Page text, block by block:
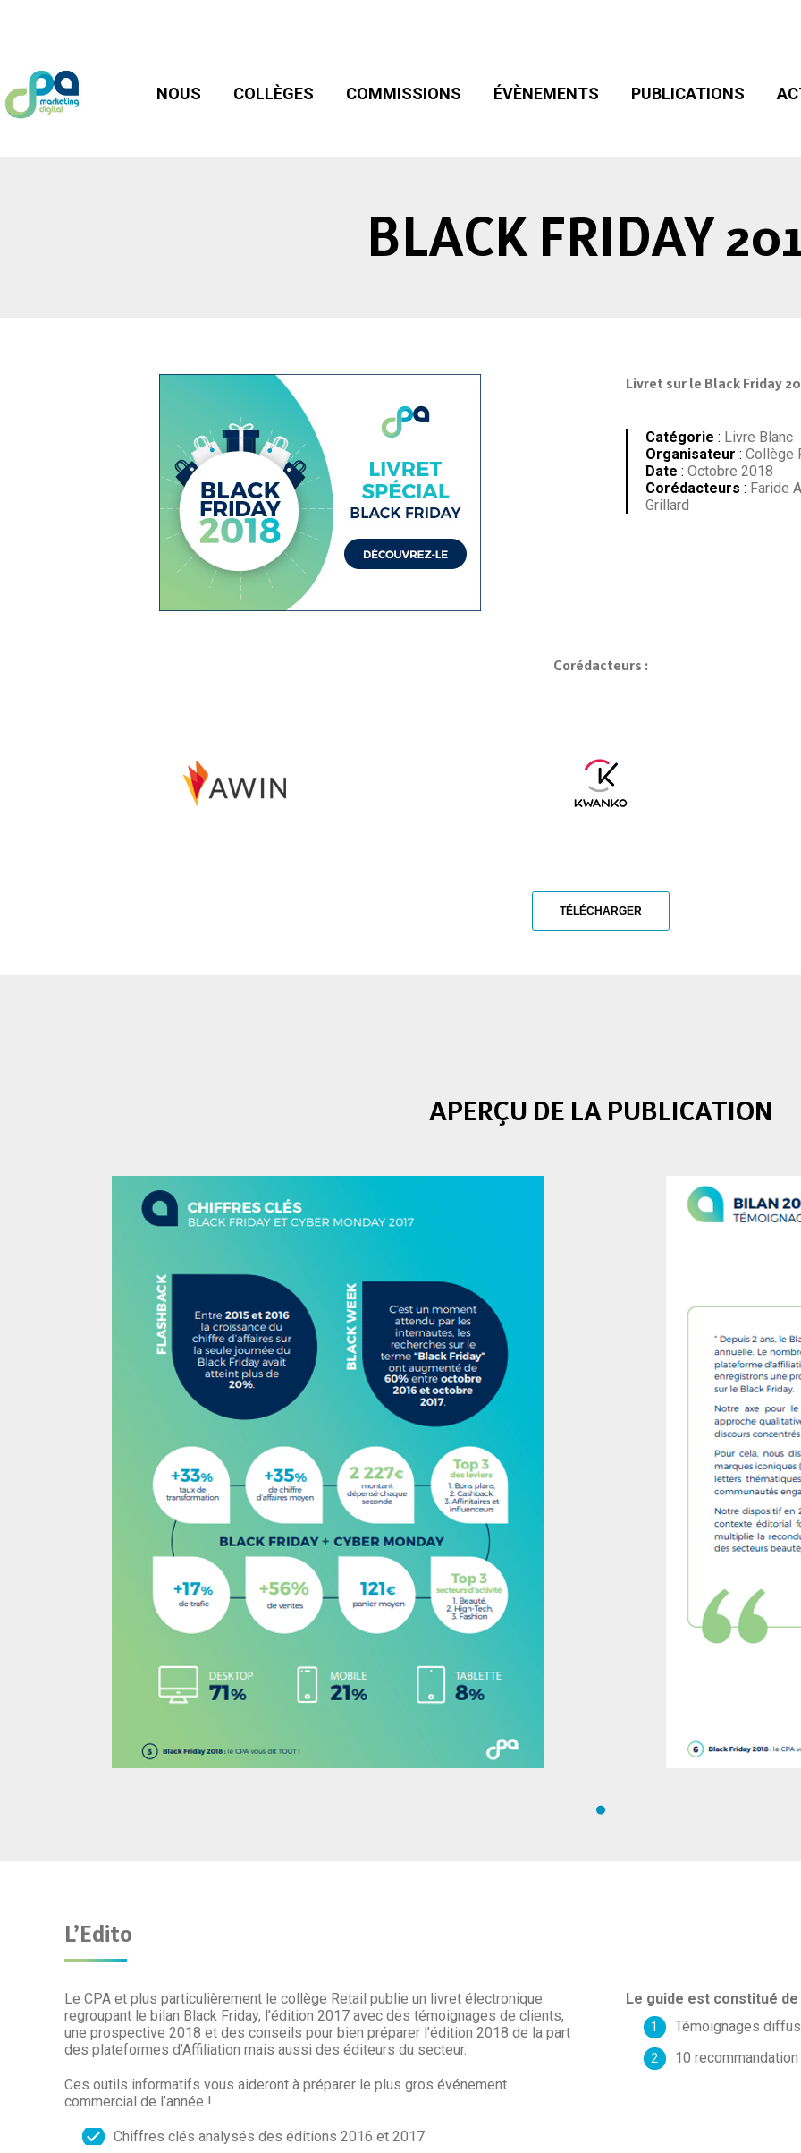
NOUS COLLÈGES COMMISSIONS ÉVÈNEMENTS PUBLICATIONS
BLACK FRIDAY
Livret sur le Black Friday
Catégorie : Livre Blanc
Organisateur : Collège
Date : Octobre 2018
Corédacteurs : Faride
Grillard
Corédacteurs :
TÉLÉCHARGER
APERÇU DE LA PUBLICATION
L’Edito
Le CPA et plus particulièrement le collège Retail publie un livret électronique
regroupant le bilan Black Friday, l’édition 2017 avec des témoignages de clients,
une prospective 2018 et des conseils pour bien préparer l’édition 2018 de la part
des plateformes d’Affiliation mais aussi des éditeurs du secteur.
Ces outils informatifs vous aideront à préparer le plus gros événement
commercial de l’année !
Chiffres clés analysés des éditions 2016 et 2017
Le guide est constitué de
Témoignages
10